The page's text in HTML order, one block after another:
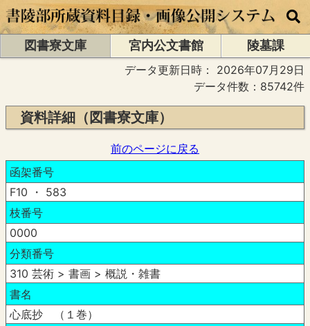
図書寮文庫 宮内公文書館
陵墓課
データ更新日時： 2026年07月29日
データ件数：85742件
資料詳細（図書寮文庫）
前のページに戻る
函架番号
F10 ・ 583
枝番号
0000
分類番号
310 芸術 > 書画 > 概説・雑書
書名
心底抄 （１巻）